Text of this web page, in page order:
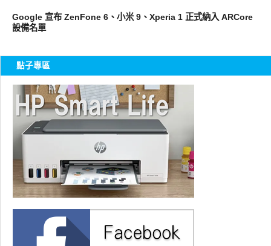
Google 宣布 ZenFone 6、小米 9、Xperia 1 正式納入 ARCore
設備名單
點子專區